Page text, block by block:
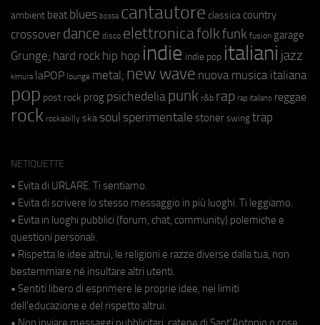
ambient beat blues bossa cantautore classica country
crossover dance disco elettronicafolkfunk fusion garage
Grunge; hard rock hip hop indie indie pop italiani jazz
kimura laPOP lounge metal; new wave nuova musica italiana
pop post rock prog psichedeliapunk r&b rap rap italiano reggae
rock rockabilly ska soul sperimentale stoner swing trap
NETIQUETTE
• Evita di URLARE. Ti sentiamo.
• Evita di scrivere lo stesso messaggio in più luoghi. Ti leggiamo.
• Evita in luoghi pubblici (forum, chat, community) polemiche e
questioni personali.
• Rispetta le idee altrui, le religioni e razze diverse dalla tua, non
bestemmiare né insultare altri utenti.
• Sentiti libero di esprimere le proprie idee, nei limiti
dell'educazione e del rispetto altrui.